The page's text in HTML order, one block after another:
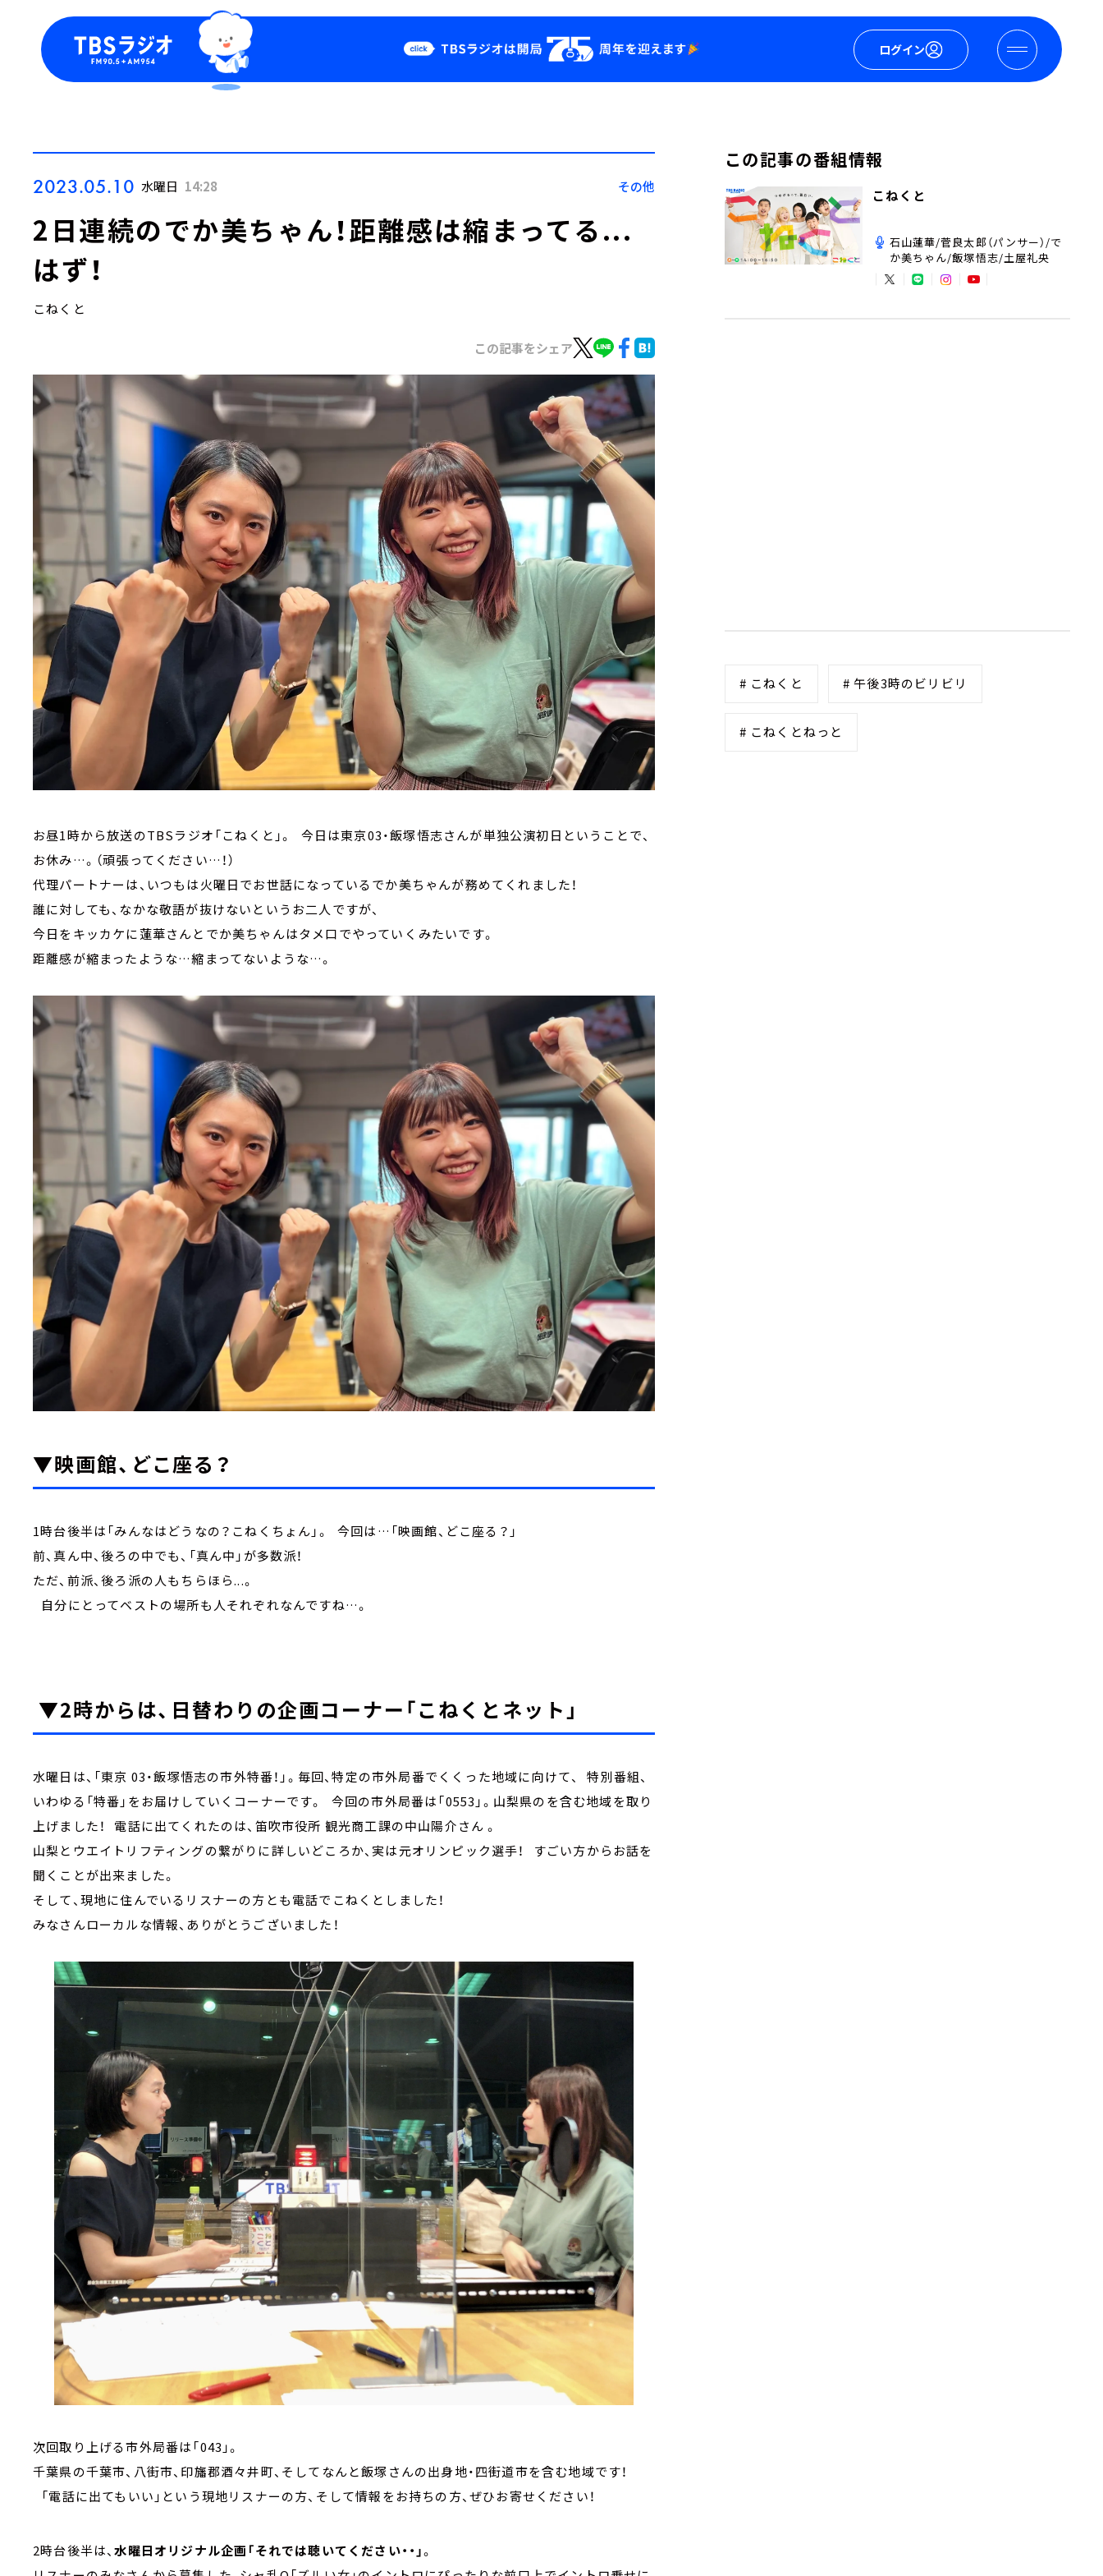
ログイン
Podcast
YouTube
2023.05.10 水曜日 14:28 その他
2日連続のでか美ちゃん！距離感は縮まってる...
はず！
こねくと
この記事をシェア
お昼1時から放送のTBSラジオ「こねくと」。 今日は東京03・飯塚悟志さんが単独公演初日ということで、
お休み…。（頑張ってください…！）
代理パートナーは、いつもは火曜日でお世話になっているでか美ちゃんが務めてくれました！
誰に対しても、なかな敬語が抜けないというお二人ですが、
今日をキッカケに蓮華さんとでか美ちゃんはタメ口でやっていくみたいです。
距離感が縮まったような…縮まってないような…。
▼映画館、どこ座る？
1時台後半は「みんなはどうなの？こねくちょん」。 今回は…「映画館、どこ座る？」
前、真ん中、後ろの中でも、「真ん中」が多数派！
ただ、前派、後ろ派の人もちらほら...。
自分にとってベストの場所も人それぞれなんですね…。
▼2時からは、日替わりの企画コーナー「こねくとネット」
水曜日は、「東京 03・飯塚悟志の市外特番！」。毎回、特定の市外局番でくくった地域に向けて、 特別番組、
いわゆる「特番」をお届けしていくコーナーです。 今回の市外局番は「0553」。山梨県のを含む地域を取り
上げました！ 電話に出てくれたのは、笛吹市役所 観光商工課の中山陽介さん 。
山梨とウエイトリフティングの繋がりに詳しいどころか、実は元オリンピック選手！ すごい方からお話を
聞くことが出来ました。
そして、現地に住んでいるリスナーの方とも電話でこねくとしました！
みなさんローカルな情報、ありがとうございました！
次回取り上げる市外局番は「043」。
千葉県の千葉市、八街市、印旛郡酒々井町、そしてなんと飯塚さんの出身地・四街道市を含む地域です！
「電話に出てもいい」という現地リスナーの方、そして情報をお持ちの方、ぜひお寄せください！
2時台後半は、水曜日オリジナル企画「それでは聴いてください・・」。
この記事の番組情報
こねくと
石山蓮華/菅良太郎（パンサー）/で
か美ちゃん/飯塚悟志/土屋礼央
# こねくと # 午後3時のビリビリ
# こねくとねっと